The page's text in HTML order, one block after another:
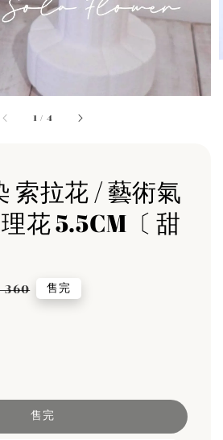
1 / 4
索拉花 / 藝術氣
花 5.5CM〔 甜
360 售完
售完